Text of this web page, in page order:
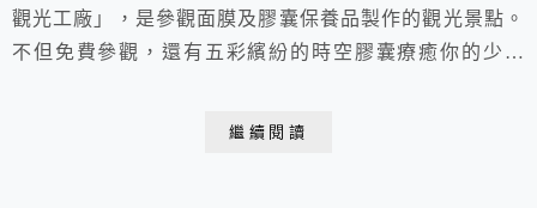
觀光工廠」，是參觀面膜及膠囊保養品製作的觀光景點。
不但免費參觀，還有五彩繽紛的時空膠囊療癒你的少女
繼續閱讀